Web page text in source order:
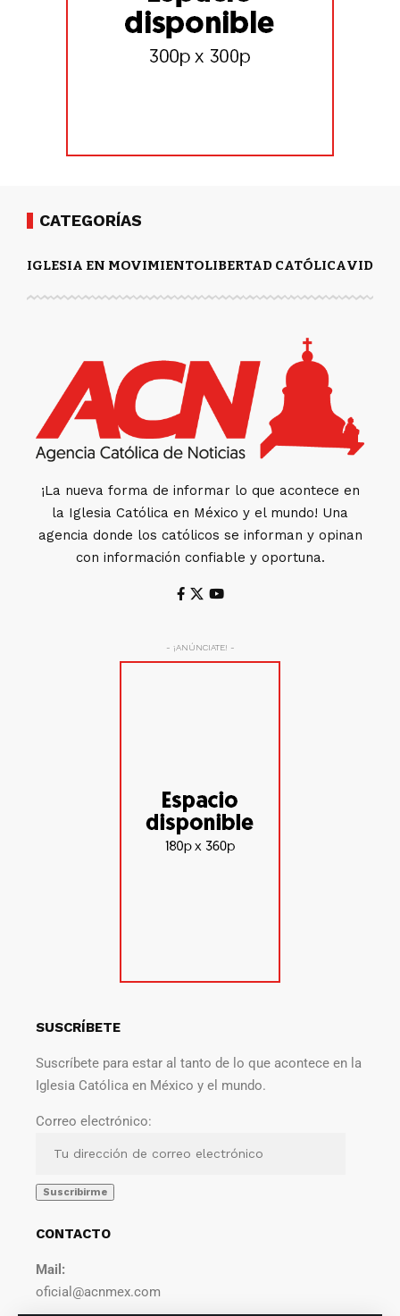
CATEGORÍAS
IGLESIA EN MOVIMIENTOLIBERTAD CATÓLICAVIDA
¡La nueva forma de informar lo que acontece en
la Iglesia Católica en México y el mundo! Una
agencia donde los católicos se informan y opinan
con información confiable y oportuna.
- ¡ANÚNCIATE! -
SUSCRÍBETE
Suscríbete para estar al tanto de lo que acontece en la
Iglesia Católica en México y el mundo.
Correo electrónico:
CONTACTO
Mail:
oficial@acnmex.com